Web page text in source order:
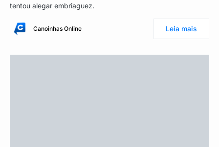
tentou alegar embriaguez.
Canoinhas Online Leia mais